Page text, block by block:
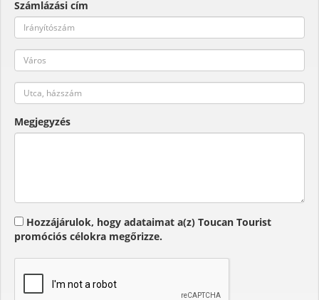
Számlázási cím
Megjegyzés
Hozzájárulok, hogy adataimat a(z) Toucan Tourist
promóciós célokra megőrizze.